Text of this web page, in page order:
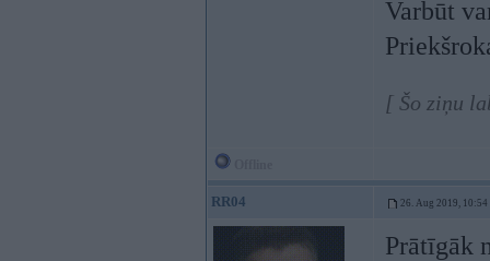
Varbūt
[ Šo ziņu
RR04 26. Aug 2019, 10:54
Prātīgāk